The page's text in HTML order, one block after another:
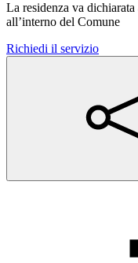
La residenza va
all’interno del Comune
Richiedi il servizio